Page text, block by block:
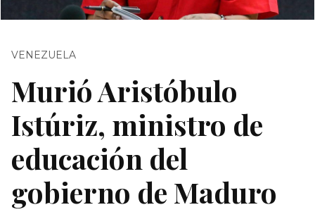
VENEZUELA
Murió Aristóbulo
Istúriz, ministro de
educación del
gobierno de Maduro